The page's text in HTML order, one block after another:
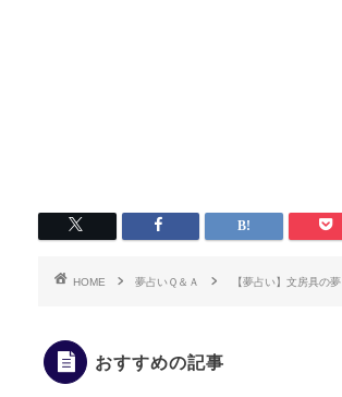
HOME 夢占いＱ＆Ａ 【夢占い】文房具の夢
おすすめの記事